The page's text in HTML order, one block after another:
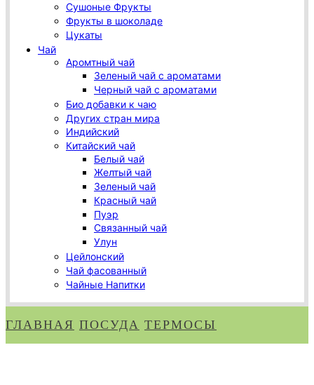
Сушоные Фрукты
Фрукты в шоколаде
Цукаты
Чай
Аромтный чай
Зеленый чай с ароматами
Черный чай с ароматами
Био добавки к чаю
Других стран мира
Индийский
Китайский чай
Белый чай
Желтый чай
Зеленый чай
Красный чай
Пуэр
Связанный чай
Улун
Цейлонский
Чай фасованный
Чайные Напитки
ГЛАВНАЯ ПОСУДА ТЕРМОСЫ